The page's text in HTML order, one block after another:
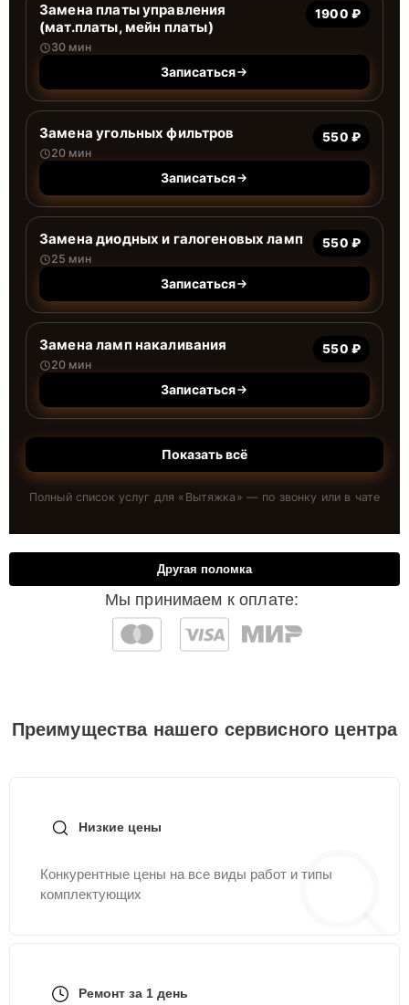
Замена платы управления
(мат.платы, мейн платы)
30 мин
1900 ₽
Записаться
Замена угольных фильтров
20 мин
550 ₽
Записаться
Замена диодных и галогеновых ламп
25 мин
550 ₽
Записаться
Замена ламп накаливания
20 мин
550 ₽
Записаться
Показать всё
Полный список услуг для « Вытяжка » — по звонку или в чате
Мы принимаем к оплате:
Другая поломка
Преимущества нашего сервисного центра
Низкие цены
Конкурентные цены на все виды работ и типы
комплектующих
Ремонт за 1 день